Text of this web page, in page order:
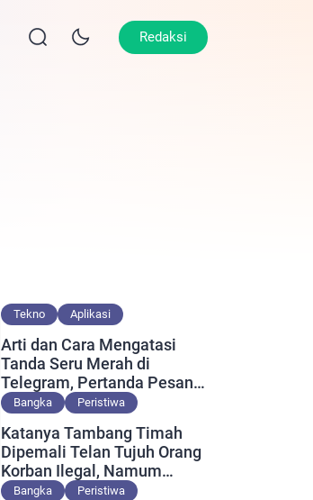
Lifestyle Olahraga
Redaksi
Tekno Aplikasi
Arti dan Cara Mengatasi
Tanda Seru Merah di
Telegram, Pertanda Pesan
Gagal Terkirim?
Bangka Peristiwa
Katanya Tambang Timah
Dipemali Telan Tujuh Orang
Korban Ilegal, Namum
Muncul Slip Pembayaran
Bangka Peristiwa